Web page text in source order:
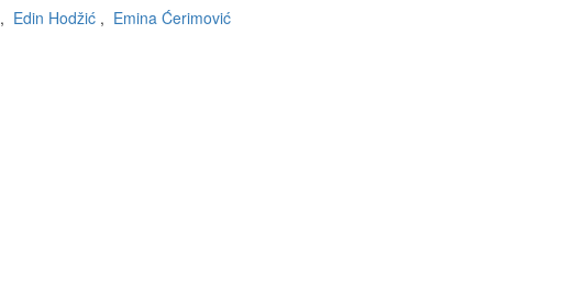
, Edin Hodžić , Emina Ćerimović